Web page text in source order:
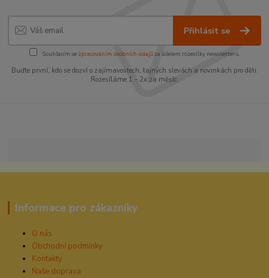
Přihlásit se
Souhlasím se zpracováním osobních údajůza účelem rozesílky newsletteru.
Buďte první, kdo se dozví o zajímavostech, tajných slevách a novinkách pro děti.
Rozesíláme 1 - 2x za měsíc.
Informace pro zákazníky
O nás
Obchodní podmínky
Kontakty
Naše doprava